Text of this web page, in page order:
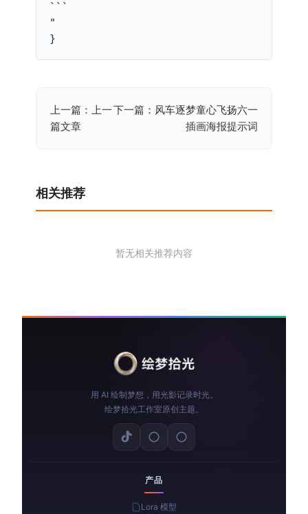
```
"
}
文
章
上一篇：上一
篇文章
下一篇：风车逐梦童心飞扬六一
插画海报提示词
相关推荐
暂无相关推荐内容
用 AI 绘制梦想，用光影记录时光。
绘梦拾光工作室原创主题。
产品
Lora 模型